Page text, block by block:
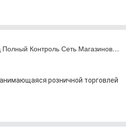
Контроль Сеть Магазинов…
розничной торговлей